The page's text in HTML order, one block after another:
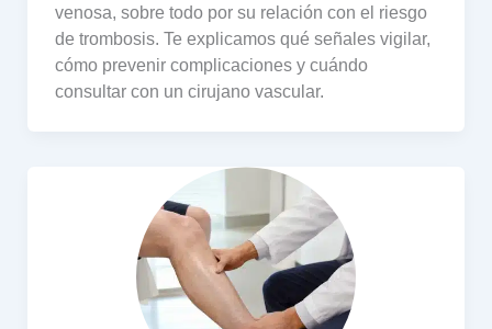
venosa, sobre todo por su relación con el riesgo
de trombosis. Te explicamos qué señales vigilar,
cómo prevenir complicaciones y cuándo
consultar con un cirujano vascular.